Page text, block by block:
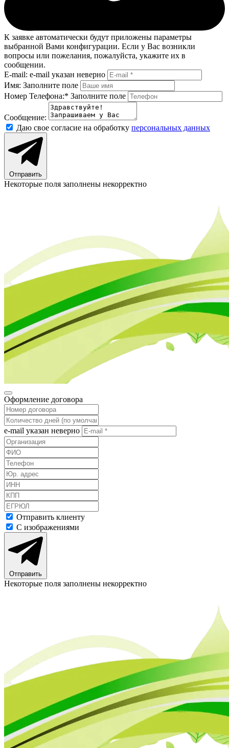
К заявке автоматически будут приложены параметры
выбранной Вами конфигурации. Если у Вас возникли
вопросы или пожелания, пожалуйста, укажите их в
сообщении.
E-mail: e-mail указан неверно
Имя: Заполните поле
Номер Телефона:* Заполните поле
Сообщение:
Даю свое согласие на обработку персональных данных
Отправить
Некоторые поля заполнены некорректно
Оформление договора
e-mail указан неверно
Отправить клиенту
С изображениями
Отправить
Некоторые поля заполнены некорректно